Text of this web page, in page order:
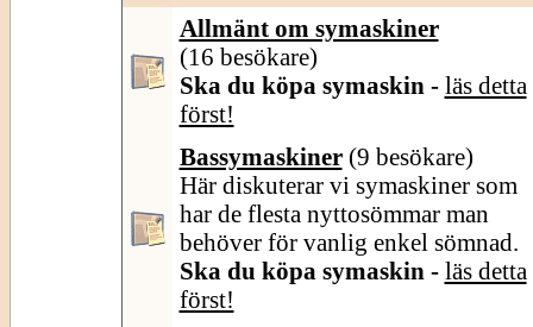
Allmänt om symaskiner
(16 besökare)
Ska du köpa symaskin - läs detta
först!
Bassymaskiner (9 besökare)
Här diskuterar vi symaskiner som
har de flesta nyttosömmar man
behöver för vanlig enkel sömnad.
Ska du köpa symaskin - läs detta
först!